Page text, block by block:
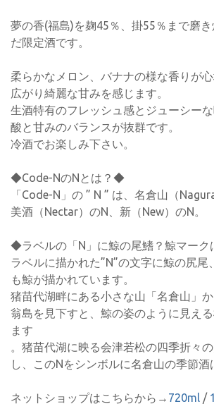
夢の香(福島)を麹45％、掛55％まで磨
だ限定酒です。
柔らかなメロン、バナナの様な香りが
広がり綺麗な甘みを感じます。
生酒特有のフレッシュ感とジューシー
酸と甘みのバランスが抜群です。
冷酒でお楽しみ下さい。
◆Code-NのNとは？◆
「Code-N」の ” N ” は、名倉山（
美酒（Nectar）のN、新（New）のN。
◆ラベルの「N」に鯨の尾鰭？鯨マー
ラベルに描かれた”N”の文字に鯨の尻尾
も鯨が描かれています。
猪苗代湖畔にある小さな山「名倉山」
翁島を見下すと、鯨の姿のように見え
ます
。猪苗代湖に映る会津若松の四季折々
し、このNをシンボルに名倉山の季節酒
ネットショップはこちらから→ 720ml /